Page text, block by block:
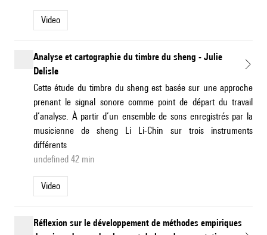
Video
Analyse et cartographie du timbre du sheng - Julie
Delisle
Cette étude du timbre du sheng est basée sur une approche
prenant le signal sonore comme point de départ du travail
d’analyse. À partir d’un ensemble de sons enregistrés par la
musicienne de sheng Li Li-Chin sur trois instruments
différents
undefined 42 min
Video
Réflexion sur le développement de méthodes empiriques